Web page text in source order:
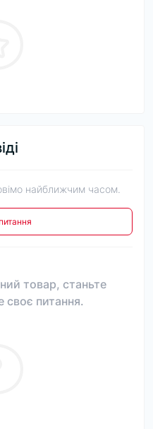
найближчим часом.
товар, станьте
своє питання.